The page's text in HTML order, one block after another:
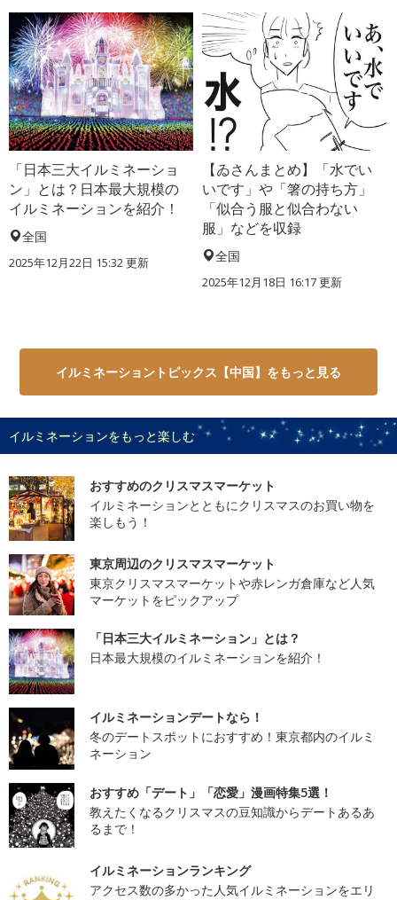
「日本三大イルミネーショ
ン」とは？日本最大規模の
イルミネーションを紹介！
全国
2025年12月22日 15:32 更新
【ゐさんまとめ】「水でい
いです」や「箸の持ち方」
「似合う服と似合わない
服」などを収録
全国
2025年12月18日 16:17 更新
イルミネーショントピックス【中国】をもっと見る
イルミネーションをもっと楽しむ
おすすめのクリスマスマーケット
イルミネーションとともにクリスマスのお買い物を
楽しもう！
東京周辺のクリスマスマーケット
東京クリスマスマーケットや赤レンガ倉庫など人気
マーケットをピックアップ
「日本三大イルミネーション」とは？
日本最大規模のイルミネーションを紹介！
イルミネーションデートなら！
冬のデートスポットにおすすめ！東京都内のイルミ
ネーション
おすすめ「デート」「恋愛」漫画特集5選！
教えたくなるクリスマスの豆知識からデートあるあ
るまで！
イルミネーションランキング
アクセス数の多かった人気イルミネーションをエリ